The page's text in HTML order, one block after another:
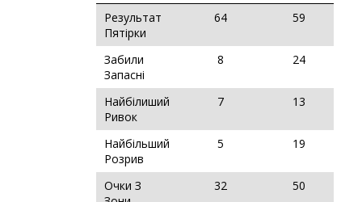
Результат
Пятірки
64 59
Забили
Запасні
8 24
Найбілиший
Ривок
7 13
Найбільший
Розрив
5 19
Очки З
32 50